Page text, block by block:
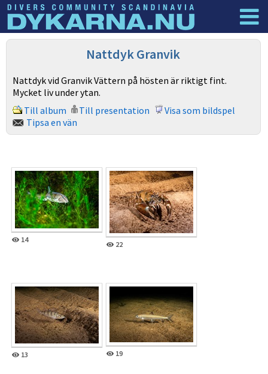
Dyknyheter Nattdyk Granvik
Nattdyk vid Granvik Vättern på hösten är riktigt fint.
Mycket liv under ytan.
Till album
Till presentation
Visa som bildspel
Tipsa en vän
14
22
13 19